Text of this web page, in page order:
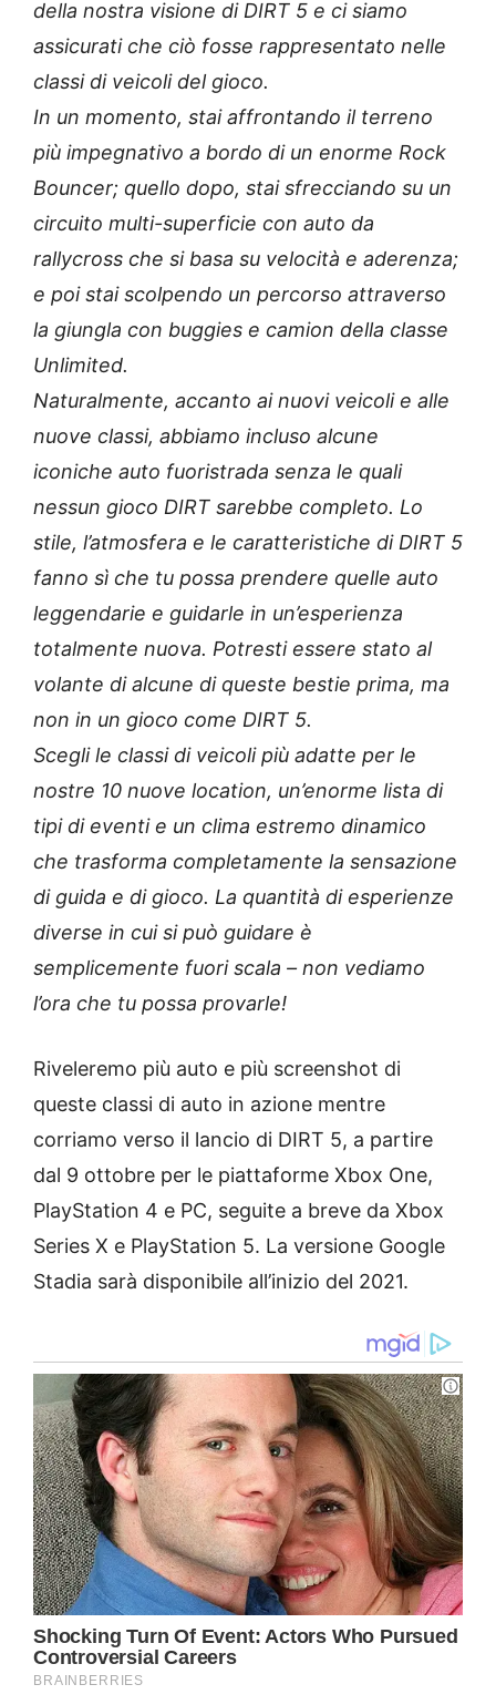
della nostra visione di DIRT 5 e ci siamo
assicurati che ciò fosse rappresentato nelle
classi di veicoli del gioco.
In un momento, stai affrontando il terreno
più impegnativo a bordo di un enorme Rock
Bouncer; quello dopo, stai sfrecciando su un
circuito multi-superficie con auto da
rallycross che si basa su velocità e aderenza;
e poi stai scolpendo un percorso attraverso
la giungla con buggies e camion della classe
Unlimited.
Naturalmente, accanto ai nuovi veicoli e alle
nuove classi, abbiamo incluso alcune
iconiche auto fuoristrada senza le quali
nessun gioco DIRT sarebbe completo. Lo
stile, l’atmosfera e le caratteristiche di DIRT 5
fanno sì che tu possa prendere quelle auto
leggendarie e guidarle in un’esperienza
totalmente nuova. Potresti essere stato al
volante di alcune di queste bestie prima, ma
non in un gioco come DIRT 5.
Scegli le classi di veicoli più adatte per le
nostre 10 nuove location, un’enorme lista di
tipi di eventi e un clima estremo dinamico
che trasforma completamente la sensazione
di guida e di gioco. La quantità di esperienze
diverse in cui si può guidare è
semplicemente fuori scala – non vediamo
l’ora che tu possa provarle!
Riveleremo più auto e più screenshot di
queste classi di auto in azione mentre
corriamo verso il lancio di DIRT 5, a partire
dal 9 ottobre per le piattaforme Xbox One,
PlayStation 4 e PC, seguite a breve da Xbox
Series X e PlayStation 5. La versione Google
Stadia sarà disponibile all’inizio del 2021.